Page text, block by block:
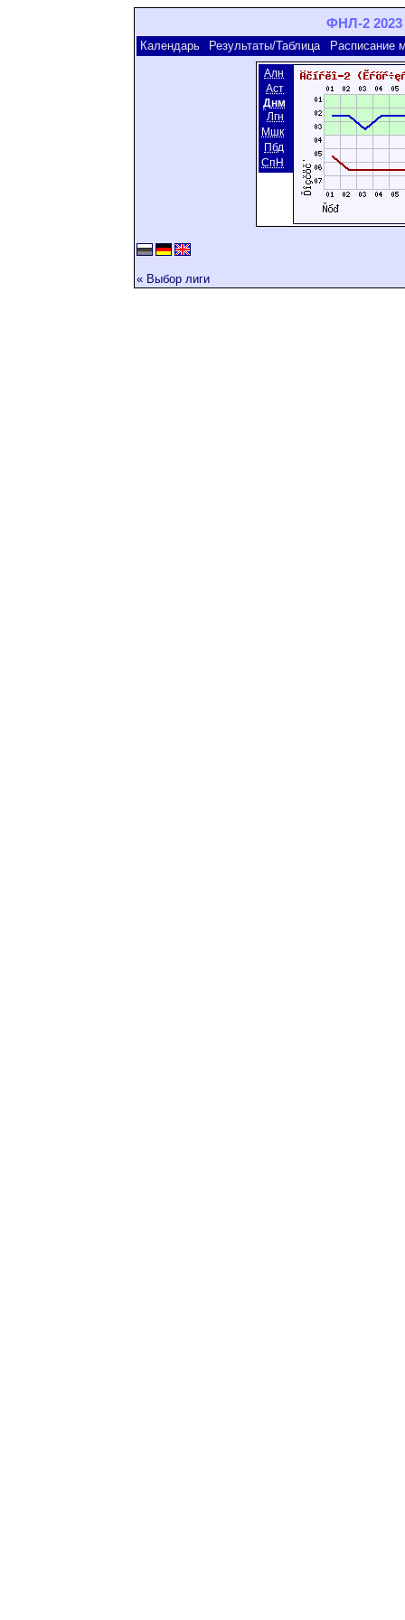
ФНЛ-2 2023
Календарь Результаты/Таблица Расписание
Алн
Аст
Днм
Лгн
Мшк
Пбд
СпН
« Выбор лиги